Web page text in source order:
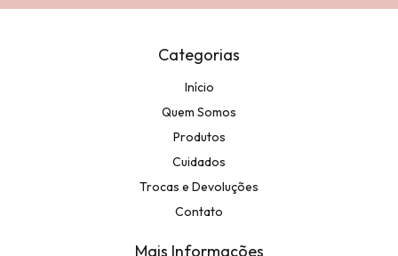
Categorias
Início
Quem Somos
Produtos
Cuidados
Trocas e Devoluções
Contato
Mais Informações